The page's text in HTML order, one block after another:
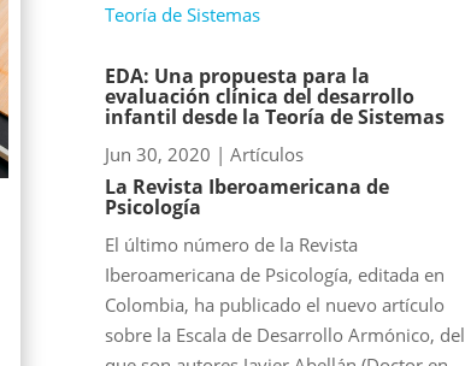
EDA: Una propuesta para la
evaluación clínica del desarrollo
infantil desde la Teoría de Sistemas
Jun 30, 2020 | Artículos
La Revista Iberoamericana de
Psicología
El último número de la Revista
Iberoamericana de Psicología, editada en
Colombia, ha publicado el nuevo artículo
sobre la Escala de Desarrollo Armónico, del